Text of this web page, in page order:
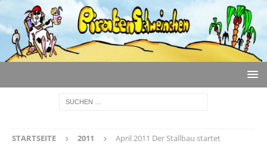
STARTSEITE 2011 April 2011 Der Stallbau startet